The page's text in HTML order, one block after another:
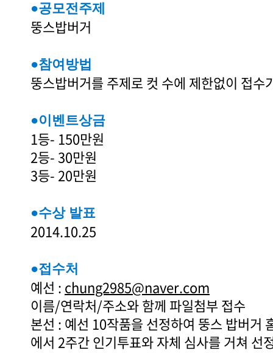
●공모전주제
뚱스밥버거
●참여방법
뚱스밥버거를 주제로 컷 수에 제한없이 접수
●이벤트상금
1등- 150만원
2등- 30만원
3등- 20만원
●수상 발표
2014.10.25
●접수처
예선 : chung2985@naver.com
이름/연락처/주소와 함께 파일첨부 접수
본선 : 예선 10작품을 선정하여 뚱스 밥버거
에서 2주간 인기투표와 자체 심사를 거쳐 선